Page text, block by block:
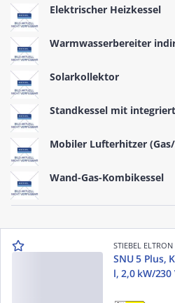
Elektrischer Heizkessel
Warmwasserbereiter
Solarkollektor
Standkessel mit
Mobiler Lufterhitzer
Wand-Gas-Kombikessel
STIEBEL ELTRON
SNU 5 Plus,
l, 2,0 kW/